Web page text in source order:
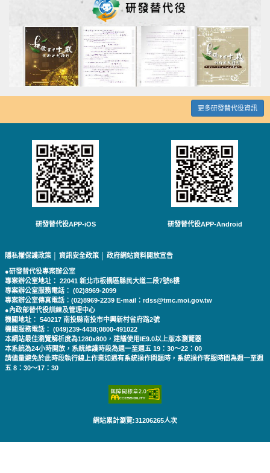
更多研發替代役資訊
研發替代役APP-iOS 研發替代役APP-Android
隱私權保護政策 資訊安全政策 政府網站資料開放宣告
●研發替代役專案辦公室
專案辦公室地址： 22041 新北市板橋區縣民大道二段7號6樓
專案辦公室服務電話： (02)8969-2099
專案辦公室傳真電話：(02)8969-2239 E-mail：rdss@tmc.moi.gov.tw
●內政部替代役訓練及管理中心
機關地址： 540217 南投縣南投市中興新村省府路2號
機關服務電話： (049)239-4438;0800-491022
本網站最佳瀏覽解析度為1280x800，建議使用IE9.0以上版本瀏覽器
本系統為24小時開放，系統維護時段為週一至週五 19：30～22：00
請儘量避免於此時段執行線上作業如遇有系統操作問題時，系統操作客服時間為週一至週
五 8：30～17：30
網站累計瀏覽:31206265人次